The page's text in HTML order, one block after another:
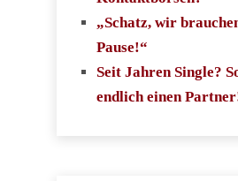
„Schatz, wir
Pause!“
Seit Jahren Single?
endlich einen